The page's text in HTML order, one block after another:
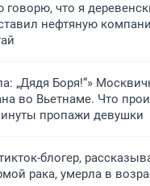
говорю, что я
нефтяную
„Дядя Боря!“»
во Вьетнаме. Что
пропажи девушки
блогер,
рака, умерла в